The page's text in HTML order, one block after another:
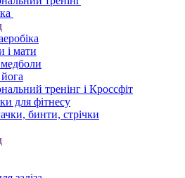
і мати
тренінг і Кроссфіт
для фітнесу
бинти, стрічки